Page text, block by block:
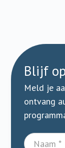
Blijf
Meld je
ontvang